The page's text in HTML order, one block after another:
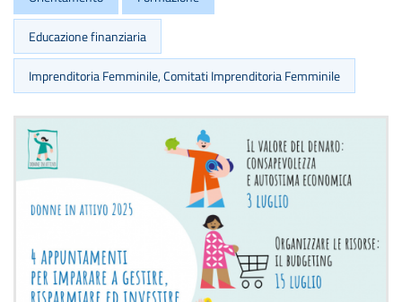
Educazione finanziaria
Imprenditoria Femminile, Comitati Imprenditoria Femminile